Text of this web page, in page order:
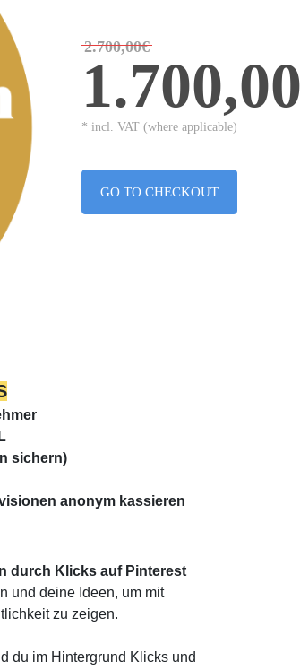
2.700,00€
* incl. VAT (where applicable)
GO TO CHECKOUT
sichern)
anonym kassieren
durch Klicks auf Pinterest
und deine Ideen, um mit
zu zeigen.
du im Hintergrund Klicks und